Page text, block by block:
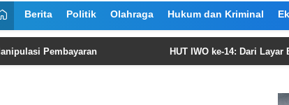
Berita Politik Olahraga Hukum dan Kriminal
HUT IWO ke-14: Dari Layar Berita